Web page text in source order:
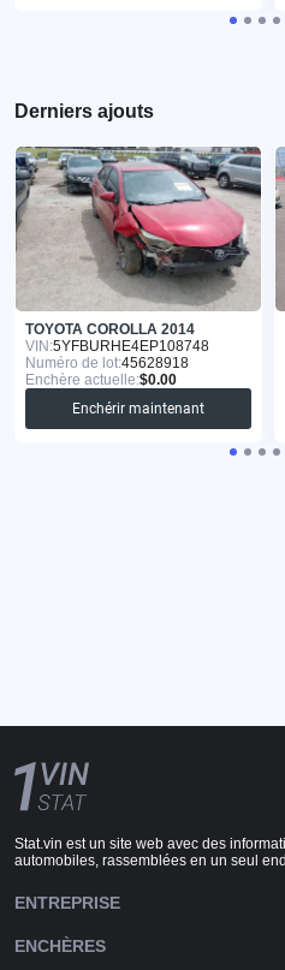
Derniers ajouts
TOYOTA COROLLA 2014
VIN:5YFBURHE4EP108748
Numéro de lot:45628918
Enchère actuelle:$0.00
Enchérir maintenant
Stat.vin est un site web avec des
automobiles, rassemblées en un seul
ENTREPRISE
ENCHÈRES